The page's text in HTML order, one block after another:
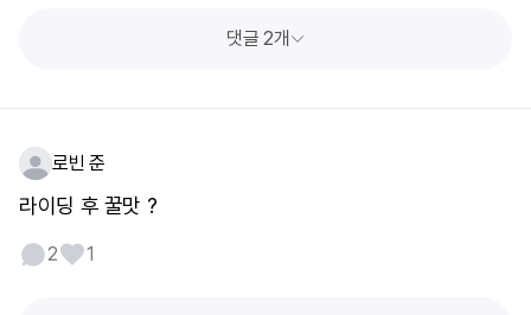
댓글 2개
로빈 준
라이딩 후 꿀맛 ?
2 1